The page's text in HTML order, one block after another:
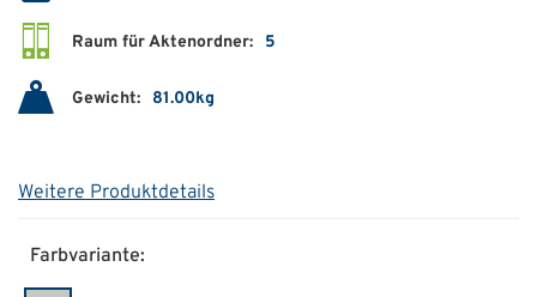
Partner
Raum für Aktenordner: 5
Gewicht: 81.00kg
Weitere Produktdetails
Farbvariante: